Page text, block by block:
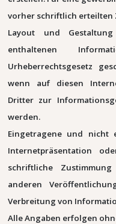
vorher schriftlich erteilten
Layout und
enthaltenen
Urheberrechtsgesetz
wenn auf diesen
Dritter zur
werden.
Eingetragene und nicht
Internetpräsentation
schriftliche
anderen
Verbreitung von
Alle Angaben erfolgen